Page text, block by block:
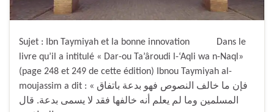
Sujet : Ibn Taymiyah et la bonne innovation Dans le
livre qu’il a intitulé « Dar-ou Ta’âroudi l-‘Aqli wa n-Naql»
(page 248 et 249 de cette édition) Ibnou Taymiyah al-
moujassim a dit : « فإن ما خالف النصوص فهو بدعة باتفاق
المسلمين وما لم يعلم أنه خالفها فقد لا يسمى بدعة. قال